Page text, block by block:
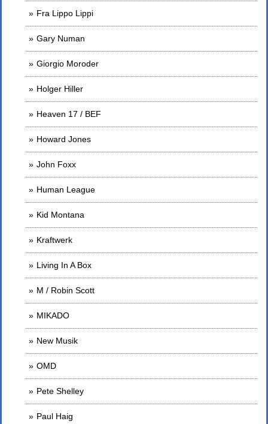
Fra Lippo Lippi
Gary Numan
Giorgio Moroder
Holger Hiller
Heaven 17 / BEF
Howard Jones
John Foxx
Human League
Kid Montana
Kraftwerk
Living In A Box
M / Robin Scott
MIKADO
New Musik
OMD
Pete Shelley
Paul Haig